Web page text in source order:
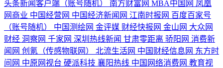
头条新闻客户端（账号随机）
南方财富网 MBA中国网 凤凰
网商业 中国经营网 中国经济新闻网 江南时报网 百度百家号
（账号随机）
中国测绘网 金评媒 财经快报网 金山网 大众网
财经 洞察网 千家网 深圳热线新闻 甘肃零距离 骄阳网 消费新
闻网 创氪（传感物联网） 北流生活网 中国财经信息网 东方时
间网 中原网视台 硬派科技 襄阳热线 中国网络消费网 教育视